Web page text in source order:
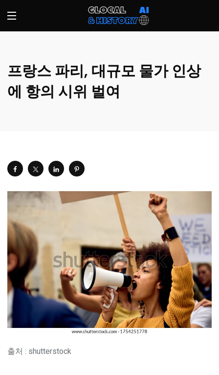
프랑스 파리, 대규모 물가 인상
에 항의 시위 벌여
출처 : shutterstock